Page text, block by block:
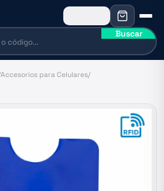
Buscar
Accesorios para Celulares/